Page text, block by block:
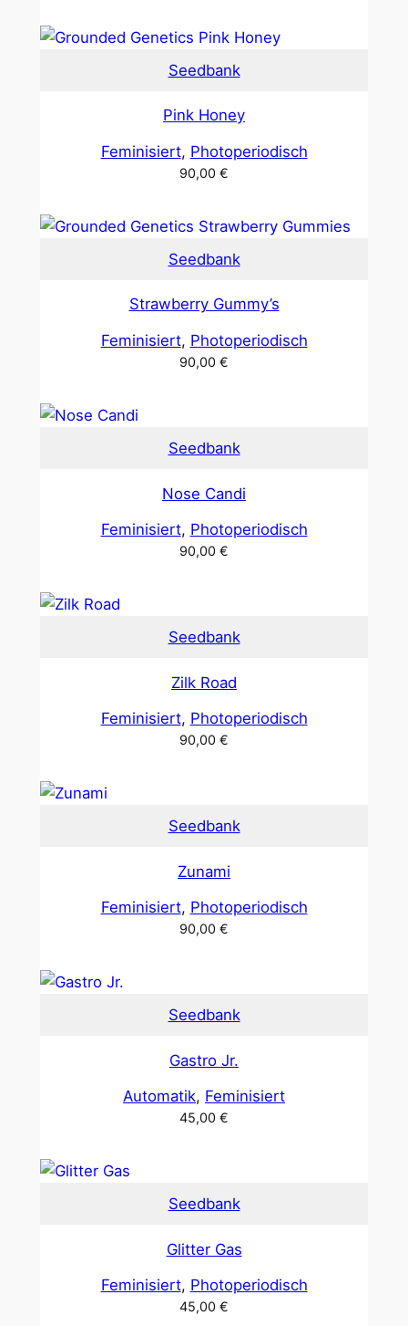
Seedbank
Pink Honey
Feminisiert, Photoperiodisch
90,00 €
Seedbank
Strawberry Gummy’s
Feminisiert, Photoperiodisch
90,00 €
Seedbank
Nose Candi
Feminisiert, Photoperiodisch
90,00 €
Seedbank
Zilk Road
Feminisiert, Photoperiodisch
90,00 €
Seedbank
Zunami
Feminisiert, Photoperiodisch
90,00 €
Seedbank
Gastro Jr.
Automatik, Feminisiert
45,00 €
Seedbank
Glitter Gas
Feminisiert, Photoperiodisch
45,00 €